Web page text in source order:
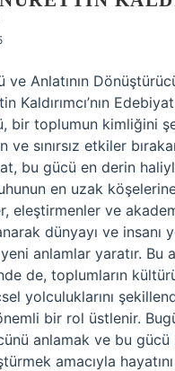
ve Anlatının
Kaldırımcı’nın
bir toplumun kimliğini
ve sınırsız etkiler
bu gücü en derin
en uzak
eleştirmenler ve
dünyayı ve insanı
anlamlar yaratır. Bu
de, toplumların
yolculuklarını
bir rol üstlenir.
anlamak ve bu gücü
amacıyla